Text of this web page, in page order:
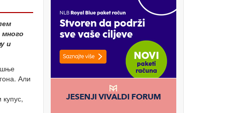
и
Али